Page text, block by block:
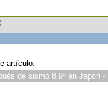
artículo:
de sismo 8.9º en Japón